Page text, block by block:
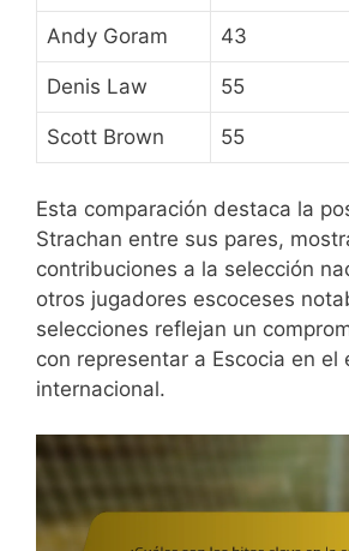
Andy Goram 43
Denis Law 55
Scott Brown 55
Esta comparación destaca la
Strachan entre sus pares,
contribuciones a la selección
otros jugadores escoceses
selecciones reflejan un
con representar a Escocia en el
internacional.